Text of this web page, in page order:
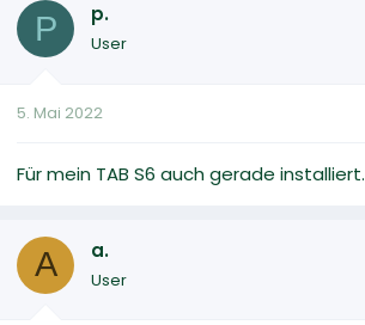
P p.
User
5. Mai 2022
Für mein TAB S6 auch gerade installiert.
A a.
User